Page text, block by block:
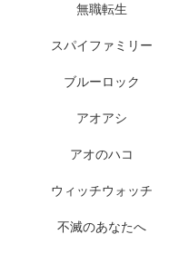
無職転生
スパイファミリー
ブルーロック
アオアシ
アオのハコ
ウィッチウォッチ
不滅のあなたへ